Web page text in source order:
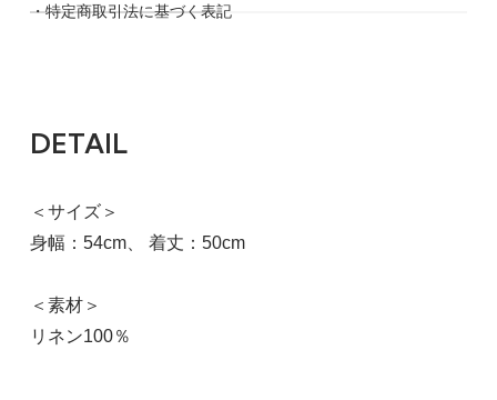
・特定商取引法に基づく表記
DETAIL
＜サイズ＞
身幅：54cm、 着丈：50cm
＜素材＞
リネン100％
チャコール
40
在庫：1